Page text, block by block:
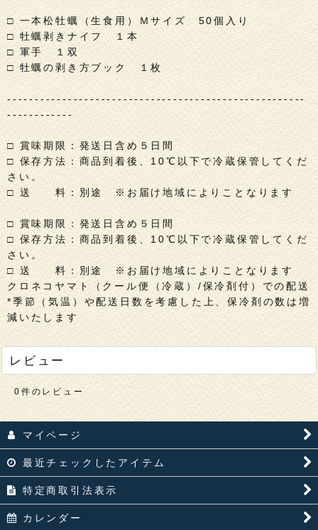
□ 一本松牡蠣（生食用）Ｍサイズ 50個入り
□ 牡蠣剥きナイフ １本
□ 軍手 １双
□ 牡蠣の剥き方ブック １枚
------------------------------------------------------
------------
□ 賞味期限：発送日含め５日間
□ 保存方法：商品到着後、10℃以下で冷蔵保管してくだ
さい。
□ 送 料：別途 ※お届け地域によりことなります
□ 賞味期限：発送日含め５日間
□ 保存方法：商品到着後、10℃以下で冷蔵保管してくだ
さい。
□ 送 料：別途 ※お届け地域によりことなります
クロネコヤマト（クール便（冷蔵）/保冷剤付）での配送
*季節（気温）や配送日数を考慮した上、保冷剤の数は増
減いたします
レビュー
0件のレビュー
マイページ
最近チェックしたアイテム
特定商取引法表示
カレンダー